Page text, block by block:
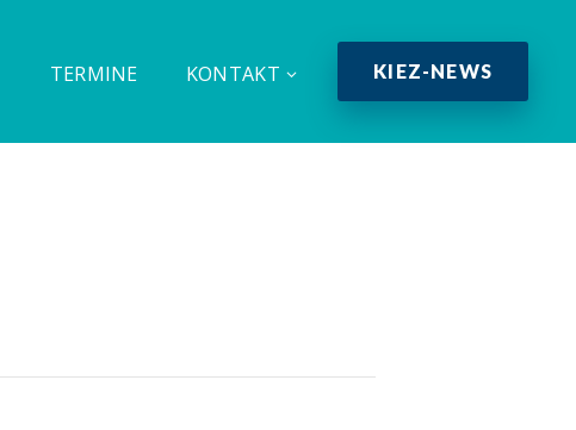
TERMINE KONTAKT KIEZ-NEWS